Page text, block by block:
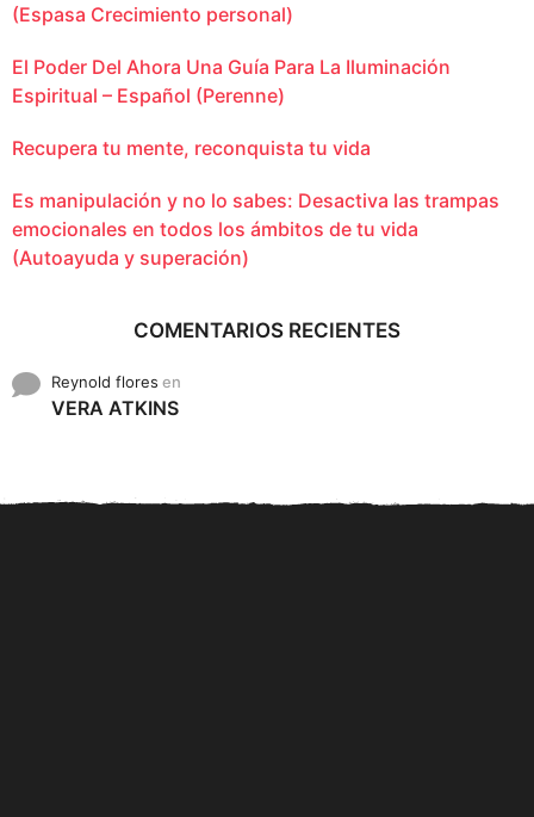
(Espasa Crecimiento personal)
El Poder Del Ahora Una Guía Para La Iluminación
Espiritual – Español (Perenne)
Recupera tu mente, reconquista tu vida
Es manipulación y no lo sabes: Desactiva las trampas
emocionales en todos los ámbitos de tu vida
(Autoayuda y superación)
COMENTARIOS RECIENTES
Reynold flores en
VERA ATKINS